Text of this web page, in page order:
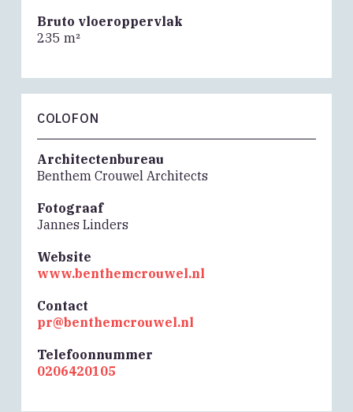
Bruto vloeroppervlak
235 m²
COLOFON
Architectenbureau
Benthem Crouwel Architects
Fotograaf
Jannes Linders
Website
www.benthemcrouwel.nl
Contact
pr@benthemcrouwel.nl
Telefoonnummer
0206420105